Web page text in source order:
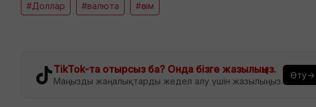
#Доллар #валюта #өсім
TikTok-та отырсыз ба? Онда бізге жазылыңыз.
Маңызды жаңалықтарды жедел алу үшін жазылыңыз.
Өту→